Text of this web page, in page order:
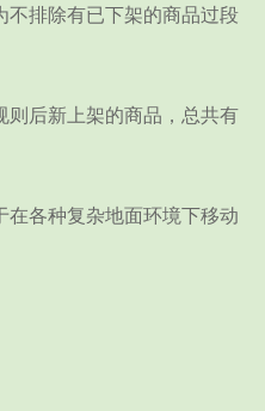
排除有已下架的商品过段
后新上架的商品，总共有
各种复杂地面环境下移动